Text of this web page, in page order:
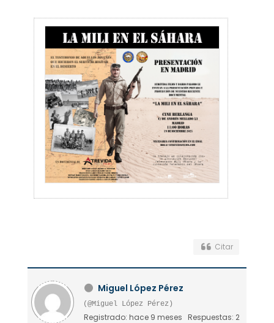
Citar
Miguel López Pérez
(@Miguel López Pérez)
Registrado: hace 9 meses Respuestas: 2